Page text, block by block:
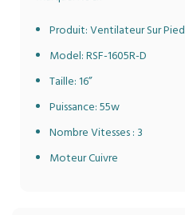
Produit: Ventilateur Sur Pied
Model: RSF-1605R-D
Taille: 16”
Puissance: 55w
Nombre Vitesses : 3
Moteur Cuivre
1,65 m de hauteur